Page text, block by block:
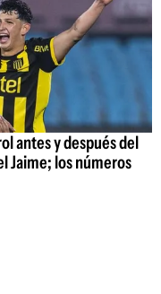
antes y después del
Jaime; los números